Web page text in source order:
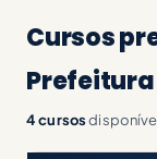
Cursos
Prefeitura
4 cursos